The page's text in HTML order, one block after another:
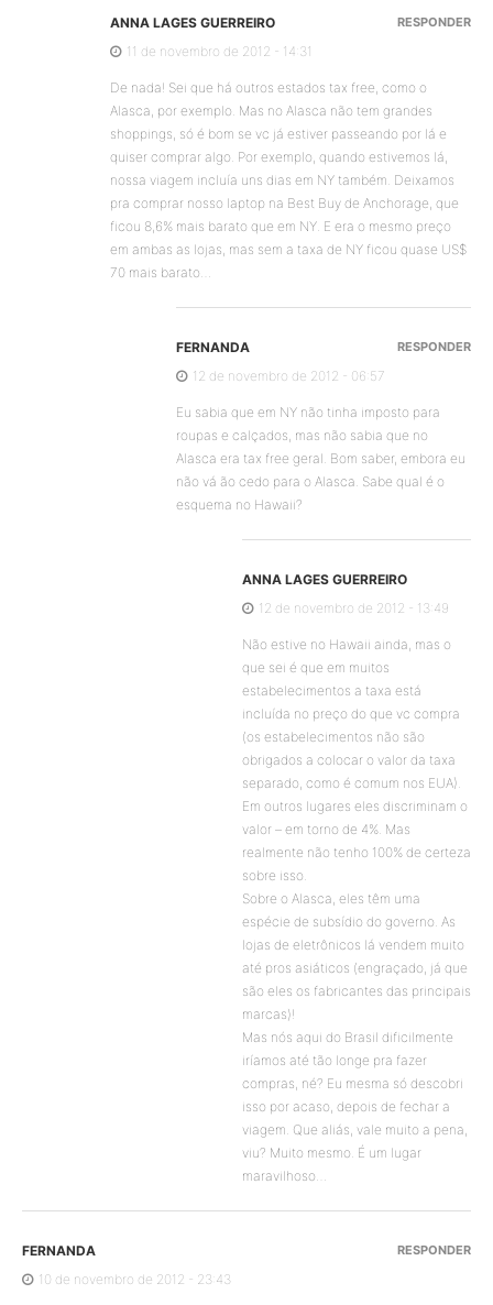
ANNA LAGES GUERREIRO
11 de novembro de 2012 - 14:31
De nada! Sei que há outros estados tax free, como o
Alasca, por exemplo. Mas no Alasca não tem grandes
shoppings, só é bom se vc já estiver passeando por lá e
quiser comprar algo. Por exemplo, quando estivemos lá,
nossa viagem incluía uns dias em NY também. Deixamos
pra comprar nosso laptop na Best Buy de Anchorage, que
ficou 8,6% mais barato que em NY. E era o mesmo preço
em ambas as lojas, mas sem a taxa de NY ficou quase US$
70 mais barato…
RESPONDER
FERNANDA
12 de novembro de 2012 - 06:57
Eu sabia que em NY não tinha imposto para
roupas e calçados, mas não sabia que no
Alasca era tax free geral. Bom saber, embora eu
não vá ão cedo para o Alasca. Sabe qual é o
esquema no Hawaii?
RESPONDER
ANNA LAGES GUERREIRO
12 de novembro de 2012 - 13:49
Não estive no Hawaii ainda, mas o
que sei é que em muitos
estabelecimentos a taxa está
incluída no preço do que vc compra
(os estabelecimentos não são
obrigados a colocar o valor da taxa
separado, como é comum nos EUA).
Em outros lugares eles discriminam o
valor – em torno de 4%. Mas
realmente não tenho 100% de certeza
sobre isso.
Sobre o Alasca, eles têm uma
espécie de subsídio do governo. As
lojas de eletrônicos lá vendem muito
até pros asiáticos (engraçado, já que
são eles os fabricantes das principais
marcas)!
Mas nós aqui do Brasil dificilmente
iríamos até tão longe pra fazer
compras, né? Eu mesma só descobri
isso por acaso, depois de fechar a
viagem. Que aliás, vale muito a pena,
viu? Muito mesmo. É um lugar
maravilhoso…
FERNANDA
10 de novembro de 2012 - 23:43
RESPONDER